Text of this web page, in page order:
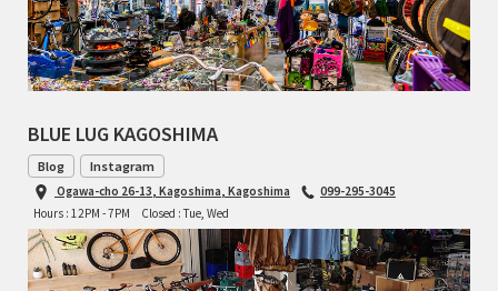
BLUE LUG KAGOSHIMA
Blog Instagram
Ogawa-cho 26-13, Kagoshima, Kagoshima
099-295-3045
Hours : 12PM - 7PM
Closed : Tue, Wed